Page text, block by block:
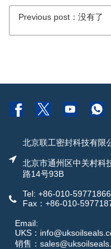
Previous post：没有了
北京联工密封科技有限
北京市通州区中关村科
路14号93B
Tel: +86-010-59771866
Fax：+86-010-
Email:
UKS：
销售：